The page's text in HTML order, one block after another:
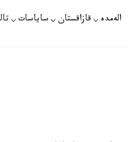
الەمدە قازاقستان ساياسات